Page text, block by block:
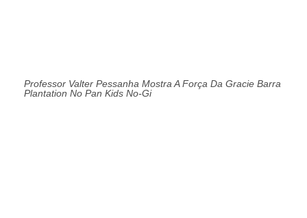
Professor Valter Pessanha Mostra A Força Da Gracie Barra
Plantation No Pan Kids No-Gi